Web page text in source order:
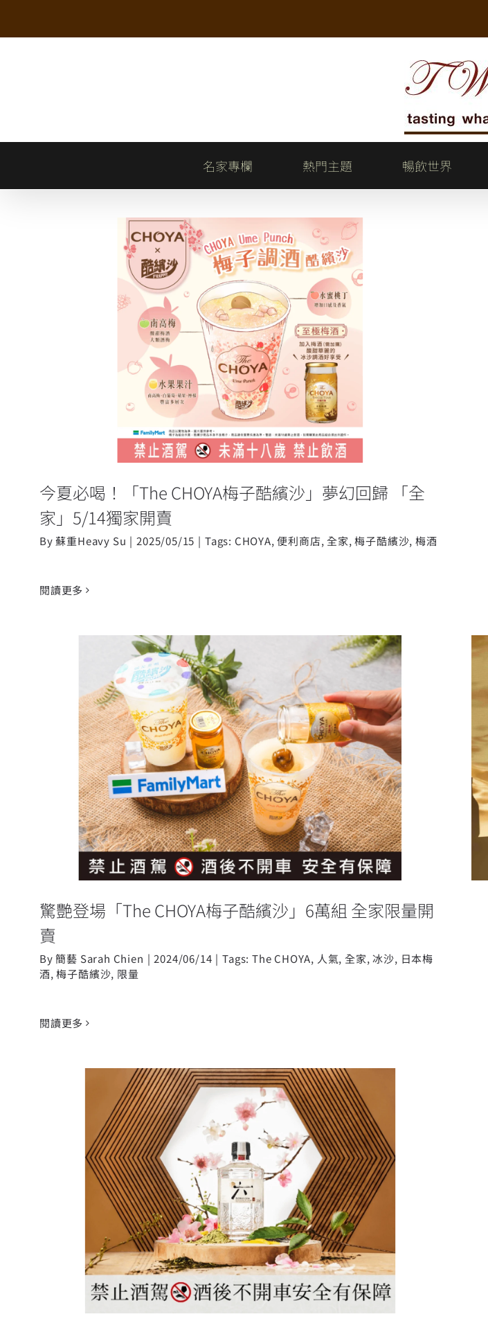
to
名家專欄 熱門主題 暢飲世界
今夏必喝！「The CHOYA梅子酷繽沙」夢幻回歸
「全家」5/14獨家開賣
今夏必喝！「The CHOYA梅子酷繽沙」夢幻回歸 「全
家」5/14獨家開賣
By蘇重Heavy Su | 2025/05/15 | Tags: CHOYA,便利商店,全家,梅子酷繽沙,梅酒
閱讀更多
驚艷登場「The CHOYA梅子酷繽沙」6萬組 全家限
量開賣
驚艷登場「The CHOYA梅子酷繽沙」6萬組 全家限量開
賣
By簡藝 Sarah Chien | 2024/06/14 | Tags:The CHOYA, 人氣,全家,冰沙, 日本梅
酒,梅子酷繽沙, 限量
閱讀更多
日本頂級琴酒「六ROKU GIN」全新200ml首度登
台